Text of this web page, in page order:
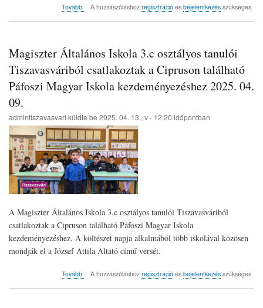
Tovább
(Magiszteres
Napján
04.
11.)
A hozzászóláshoz regisztrációés bejelentkezésszükséges
Magiszter Általános Iskola 3.c osztályos tanulói
Tiszavasváriból csatlakoztak a Cipruson található
Páfoszi Magyar Iskola kezdeményezéshez 2025. 04.
09.
admintiszavasvari küldte be 2025. 04. 13., v - 12:20 időpontban
A Magiszter Általános Iskola 3.c osztályos tanulói Tiszavasváriból
csatlakoztak a Cipruson található Páfoszi Magyar Iskola
kezdeményezéshez. A költészet napja alkalmából több iskolával közösen
mondják el a József Attila Altató című versét.
Tovább
(Magiszter
A hozzászóláshoz regisztrációés bejelentkezésszükséges